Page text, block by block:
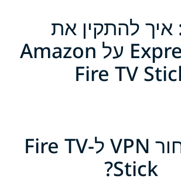
איך להתקין את
ExpressVPN על Amazon
Fire TV
איך לבחור VPN ל-Fire TV
Stick?